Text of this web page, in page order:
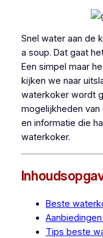
Snel water aan de
a soup. Dat gaat
Een simpel maar
kijken we naar
waterkoker wordt
mogelijkheden
en informatie die
waterkoker.
Beste
Tips beste